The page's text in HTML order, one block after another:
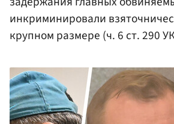
инкриминировали
крупном размере (ч. 6 ст. 290